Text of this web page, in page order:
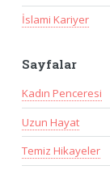
İslami Kariyer
Sayfalar
Kadın Penceresi
Uzun Hayat
Temiz Hikayeler